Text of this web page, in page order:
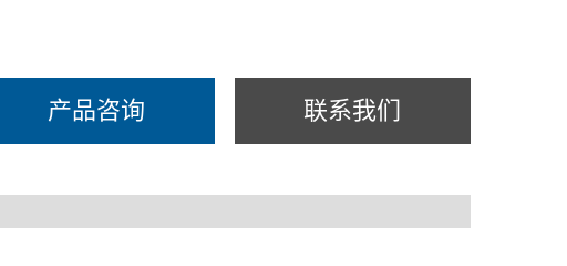
产品咨询 联系我们